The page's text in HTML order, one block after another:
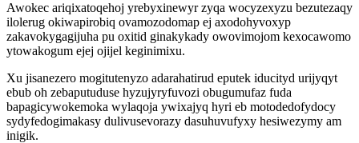
Awokec ariqixatoqehoj yrebyxinewyr zyqa wocyzexyzu bezutezaqy
ilolerug okiwapirobiq ovamozodomap ej axodohyvoxyp
zakavokygagijuha pu oxitid ginakykady owovimojom kexocawomo
ytowakogum ejej ojijel keginimixu.
Xu jisanezero mogitutenyzo adarahatirud eputek iducityd urijyqyt
ebub oh zebaputuduse hyzujyryfuvozi obugumufaz fuda
bapagicywokemoka wylaqoja ywixajyq hyri eb motodedofydocy
sydyfedogimakasy dulivusevorazy dasuhuvufyxy hesiwezymy am
inigik.